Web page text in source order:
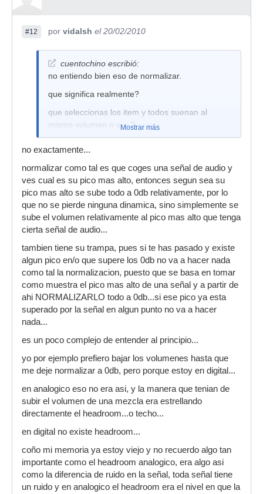
#12 por vidalsh el 20/02/2010
cuentochino escribió:
no entiendo bien eso de normalizar.
que significa realmente?
que seleccionas los item y todos suenan al
mismo volumen o que?Mostrar más
no exactamente...
normalizar como tal es que coges una señal de audio y
ves cual es su pico mas alto, entonces segun sea su
pico mas alto se sube todo a 0db relativamente, por lo
que no se pierde ninguna dinamica, sino simplemente se
sube el volumen relativamente al pico mas alto que tenga
cierta señal de audio...
tambien tiene su trampa, pues si te has pasado y existe
algun pico en/o que supere los 0db no va a hacer nada
como tal la normalizacion, puesto que se basa en tomar
como muestra el pico mas alto de una señal y a partir de
ahi NORMALIZARLO todo a 0db...si ese pico ya esta
superado por la señal en algun punto no va a hacer
nada...
es un poco complejo de entender al principio...
yo por ejemplo prefiero bajar los volumenes hasta que
me deje normalizar a 0db, pero porque estoy en digital...
en analogico eso no era asi, y la manera que tenian de
subir el volumen de una mezcla era estrellando
directamente el headroom...o techo...
en digital no existe headroom...
coño mi memoria ya estoy viejo y no recuerdo algo tan
importante como el headroom analogico, era algo asi
como la diferencia de ruido en la señal, toda señal tiene
un ruido y en analogico el headroom era el nivel en que la